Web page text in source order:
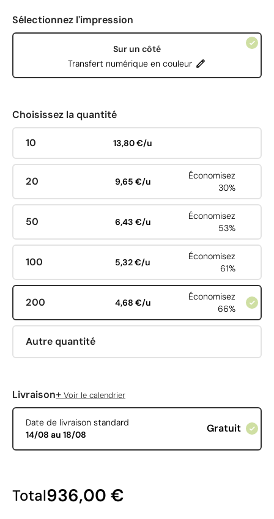
Sélectionnez l'impression
Sur un côté
Transfert numérique en couleur
Choisissez la quantité
10 13,80 €/u
20 9,65 €/u
Économisez
30%
50 6,43 €/u
Économisez
53%
100 5,32 €/u
Économisez
61%
200 4,68 €/u
Économisez
66%
Autre quantité
Livraison+ Voir le calendrier
Date de livraison standard
14/08 au 18/08
Gratuit
Total936,00 €